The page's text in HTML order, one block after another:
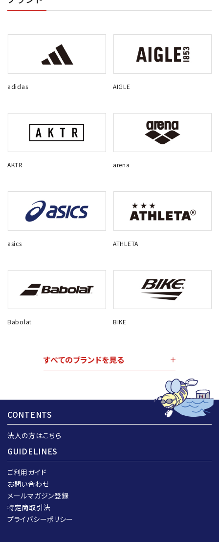
adidas AIGLE
AKTR arena
asics ATHLETA
Babolat BIKE
すべてのブランドを見る
CONTENTS
法人の方はこちら
GUIDELINES
ご利用ガイド
お問い合わせ
メールマガジン登録
特定商取引法
プライバシーポリシー